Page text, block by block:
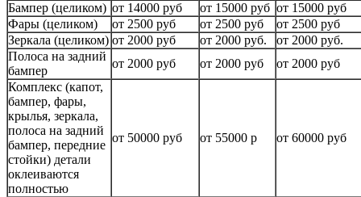
Бампер (целиком) от 14000 руб от 15000 руб от 15000 руб
Фары (целиком)
от 2500 руб от 2500 руб
от 2500 руб
Зеркала (целиком) от 2000 руб от 2000 руб.
от 2000 руб.
Полоса на задний
бампер
от 2000 руб от 2000 руб
от 2000 руб
Комплекс (капот,
бампер, фары,
крылья, зеркала,
полоса на задний
бампер, передние
стойки) детали
оклеиваются
полностью
от 50000 руб от 55000 р от 60000 руб